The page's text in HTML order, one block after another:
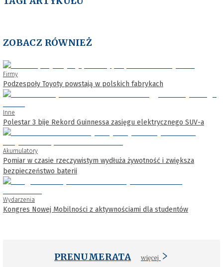
ZOBACZ RÓWNIEŻ
Firmy
Podzespoły Toyoty powstają w polskich fabrykach
Inne
Polestar 3 bije Rekord Guinnessa zasięgu elektrycznego SUV-a
Akumulatory
Pomiar w czasie rzeczywistym wydłuża żywotność i zwiększa
bezpieczeństwo baterii
Wydarzenia
Kongres Nowej Mobilności z aktywnościami dla studentów
PRENUMERATA więcej